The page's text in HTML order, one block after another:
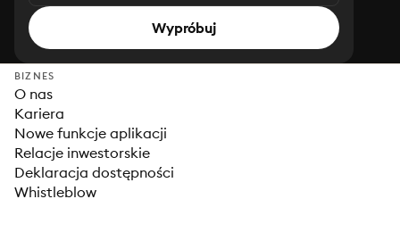
Wypróbuj
BIZNES
O nas
Kariera
Nowe funkcje aplikacji
Relacje inwestorskie
Deklaracja dostępności
Whistleblow